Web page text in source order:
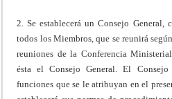
2. Se establecerá un Consejo General,
todos los Miembros, que se reunirá
reuniones de la Conferencia
ésta el Consejo General. El
funciones que se le atribuyan en el